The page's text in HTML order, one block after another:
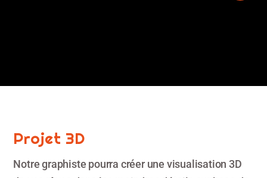
Projet 3D
Notre graphiste pourra créer une visualisation 3D